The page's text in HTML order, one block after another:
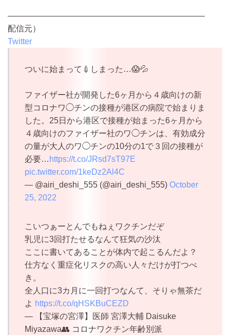
————————————————————————
配信元）
Twitter
ついに始まって💉しまった…😱💦
ファイザー社が開発した6ヶ月から４歳向けの新
型コロナワ◯チンの接種が港区の病院で始まりま
した。25日から港区で接種が始まった6ヶ月から
４歳向けのファイザー社のワ◯チンは、有効成分
の量が大人のワ◯チンの10分の1で３回の接種が
必要… https://t.co/JRsd7sT97E
pic.twitter.com/1keDz2Al4C
— @airi_deshi_555 (@airi_deshi_555) October
25, 2022
こいつぁーとんでもねぇワクチンだぞ
乳児に3回打たせるなんて狂気の沙汰
ここに書いてあることが体内で起こるんだよ？
仕方なく重症化リスクの高い人々だけが打つべ
き。
全人口に3カ月に一回打つなんて、そりゃ無茶だ
よ https://t.co/qHSKBuCEZD
— 【宝塚の宮澤】医師 宮澤大輔 Daisuke
Miyazawa👥 コロナワクチン年齢別派